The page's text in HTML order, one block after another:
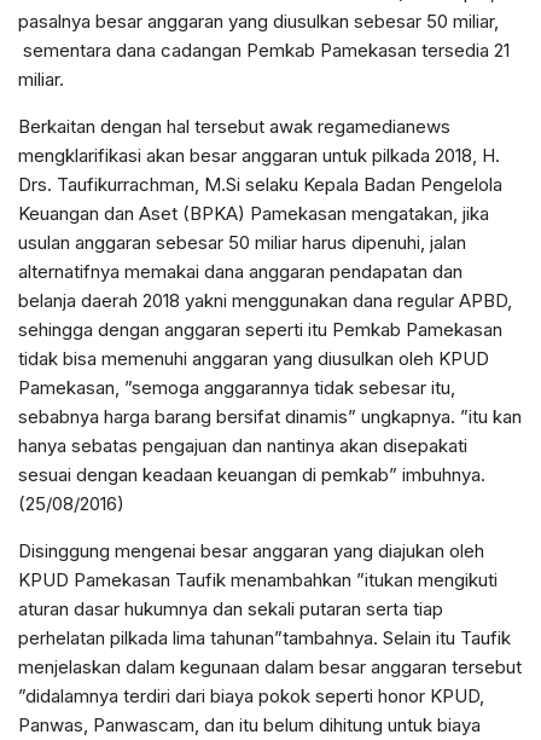
pasalnya besar anggaran yang diusulkan sebesar 50 miliar,
sementara dana cadangan Pemkab Pamekasan tersedia 21
miliar.
Berkaitan dengan hal tersebut awak regamedianews
mengklarifikasi akan besar anggaran untuk pilkada 2018, H.
Drs. Taufikurrachman, M.Si selaku Kepala Badan Pengelola
Keuangan dan Aset (BPKA) Pamekasan mengatakan, jika
usulan anggaran sebesar 50 miliar harus dipenuhi, jalan
alternatifnya memakai dana anggaran pendapatan dan
belanja daerah 2018 yakni menggunakan dana regular APBD,
sehingga dengan anggaran seperti itu Pemkab Pamekasan
tidak bisa memenuhi anggaran yang diusulkan oleh KPUD
Pamekasan, ”semoga anggarannya tidak sebesar itu,
sebabnya harga barang bersifat dinamis” ungkapnya. ”itu kan
hanya sebatas pengajuan dan nantinya akan disepakati
sesuai dengan keadaan keuangan di pemkab” imbuhnya.
(25/08/2016)
Disinggung mengenai besar anggaran yang diajukan oleh
KPUD Pamekasan Taufik menambahkan ”itukan mengikuti
aturan dasar hukumnya dan sekali putaran serta tiap
perhelatan pilkada lima tahunan”tambahnya. Selain itu Taufik
menjelaskan dalam kegunaan dalam besar anggaran tersebut
”didalamnya terdiri dari biaya pokok seperti honor KPUD,
Panwas, Panwascam, dan itu belum dihitung untuk biaya